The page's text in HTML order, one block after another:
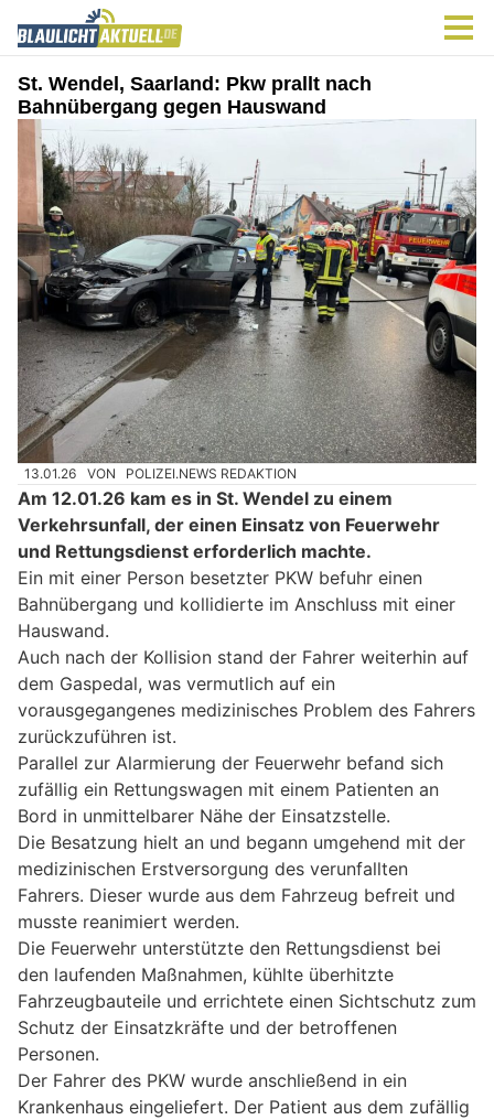
St. Wendel, Saarland: Pkw prallt nach
Bahnübergang gegen Hauswand
13.01.26 VON POLIZEI.NEWS REDAKTION
Am 12.01.26 kam es in St. Wendel zu einem
Verkehrsunfall, der einen Einsatz von Feuerwehr
und Rettungsdienst erforderlich machte.
Ein mit einer Person besetzter PKW befuhr einen
Bahnübergang und kollidierte im Anschluss mit einer
Hauswand.
Auch nach der Kollision stand der Fahrer weiterhin auf
dem Gaspedal, was vermutlich auf ein
vorausgegangenes medizinisches Problem des Fahrers
zurückzuführen ist.
Parallel zur Alarmierung der Feuerwehr befand sich
zufällig ein Rettungswagen mit einem Patienten an
Bord in unmittelbarer Nähe der Einsatzstelle.
Die Besatzung hielt an und begann umgehend mit der
medizinischen Erstversorgung des verunfallten
Fahrers. Dieser wurde aus dem Fahrzeug befreit und
musste reanimiert werden.
Die Feuerwehr unterstützte den Rettungsdienst bei
den laufenden Maßnahmen, kühlte überhitzte
Fahrzeugbauteile und errichtete einen Sichtschutz zum
Schutz der Einsatzkräfte und der betroffenen
Personen.
Der Fahrer des PKW wurde anschließend in ein
Krankenhaus eingeliefert. Der Patient aus dem zufällig